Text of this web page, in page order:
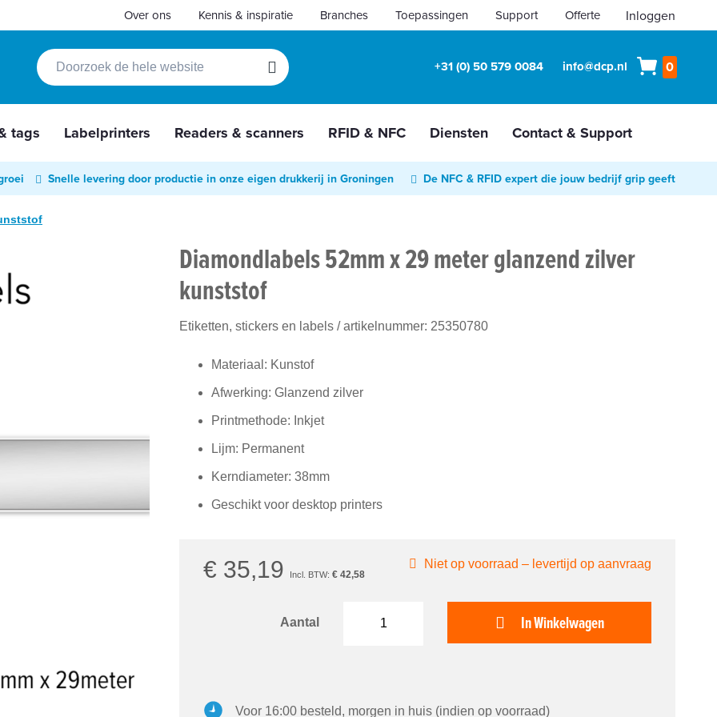
Inloggen
Over ons Kennis & inspiratie Branches Toepassingen Support Offerte
Zoek
Zoek +31 (0) 50 579 0084 info@dcp.nl 0
tags Labelprinters Readers & scanners RFID & NFC Diensten Contact & Support
Snelle levering door productie in onze eigen drukkerij in Groningen De NFC & RFID expert die jouw bedrijf grip geeft
Diamondlabels 52mm x 29 meter glanzend zilver
kunststof
Etiketten, stickers en labels / artikelnummer: 25350780
Materiaal: Kunstof
Afwerking: Glanzend zilver
Printmethode: Inkjet
Lijm: Permanent
Kerndiameter: 38mm
Geschikt voor desktop printers
€ 35,19 € 42,58
Niet op voorraad – levertijd op aanvraag
Aantal In Winkelwagen
Voor 16:00 besteld, morgen in huis (indien op voorraad)